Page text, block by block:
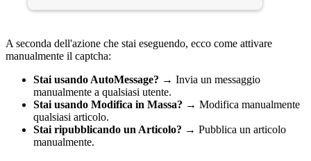
A seconda dell'azione che stai eseguendo, ecco come attivare
manualmente il captcha:
Stai usando AutoMessage? → Invia un messaggio
manualmente a qualsiasi utente.
Stai usando Modifica in Massa? → Modifica manualmente
qualsiasi articolo.
Stai ripubblicando un Articolo? → Pubblica un articolo
manualmente.